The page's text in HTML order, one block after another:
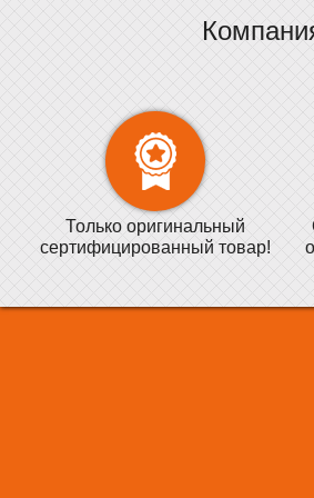
Только оригинальный
сертифицированный товар!